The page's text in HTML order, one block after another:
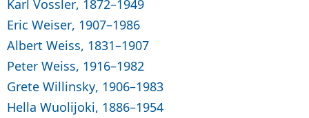
Karl Vossler, 1872–1949
Eric Weiser, 1907–1986
Albert Weiss, 1831–1907
Peter Weiss, 1916–1982
Grete Willinsky, 1906–1983
Hella Wuolijoki, 1886–1954